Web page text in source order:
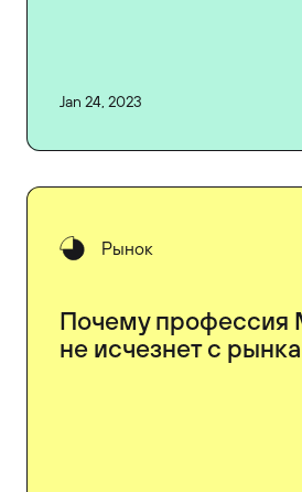
Jan 24, 2023
Рынок
Почему профессия
не исчезнет с рынка